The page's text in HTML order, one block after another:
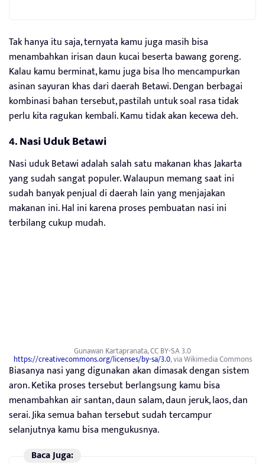
Tak hanya itu saja, ternyata kamu juga masih bisa
menambahkan irisan daun kucai beserta bawang goreng.
Kalau kamu berminat, kamu juga bisa lho mencampurkan
asinan sayuran khas dari daerah Betawi. Dengan berbagai
kombinasi bahan tersebut, pastilah untuk soal rasa tidak
perlu kita ragukan kembali. Kamu tidak akan kecewa deh.
4.Nasi Uduk Betawi
Nasi uduk Betawi adalah salah satu makanan khas Jakarta
yang sudah sangat populer. Walaupun memang saat ini
sudah banyak penjual di daerah lain yang menjajakan
makanan ini. Hal ini karena proses pembuatan nasi ini
terbilang cukup mudah.
Gunawan Kartapranata, CC BY-SA 3.0
https://creativecommons.org/licenses/by-sa/3.0, via Wikimedia Commons
Biasanya nasi yang digunakan akan dimasak dengan sistem
aron. Ketika proses tersebut berlangsung kamu bisa
menambahkan air santan, daun salam, daun jeruk, laos, dan
serai. Jika semua bahan tersebut sudah tercampur
selanjutnya kamu bisa mengukusnya.
Baca Juga: